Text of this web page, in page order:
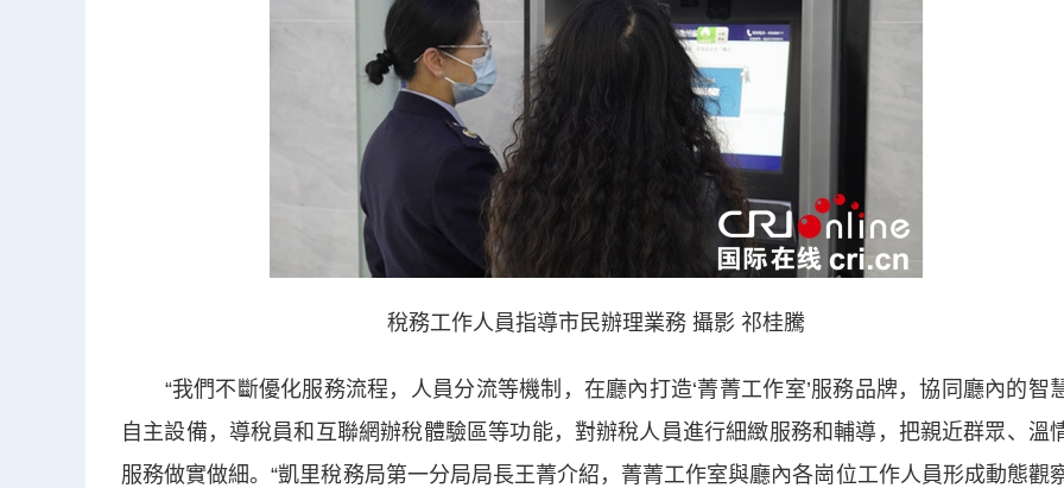
稅務工作人員指導市民辦理業務 攝影 祁桂騰
“我們不斷優化服務流程，人員分流等機制，在廳內打造‘菁菁工作室’服務品牌，協同廳內的智
自主設備，導稅員和互聯網辦稅體驗區等功能，對辦稅人員進行細緻服務和輔導，把親近群眾、溫
服務做實做細。“凱里稅務局第一分局局長王菁介紹，菁菁工作室與廳內各崗位工作人員形成動態觀